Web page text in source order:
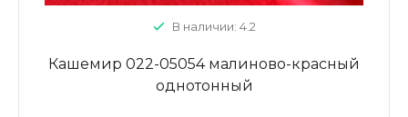
В наличии: 4.2
Кашемир 022-05054 малиново-красный
однотонный